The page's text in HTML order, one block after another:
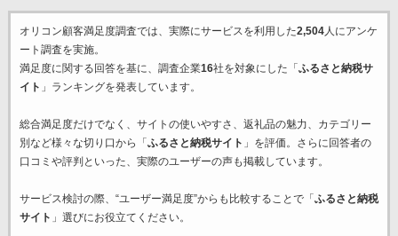
オリコン顧客満足度調査では、実際にサービスを利用した2,504人にアンケ
ート調査を実施。
満足度に関する回答を基に、調査企業16社を対象にした「 ふるさと納税サ
イト 」ランキングを発表しています。
総合満足度だけでなく、サイトの使いやすさ、返礼品の魅力、カテゴリー
別など様々な切り口から「 ふるさと納税サイト 」を評価。さらに回答者の
口コミや評判といった、実際のユーザーの声も掲載しています。
サービス検討の際、“ユーザー満足度”からも比較することで「 ふるさと納税
サイト 」選びにお役立てください。